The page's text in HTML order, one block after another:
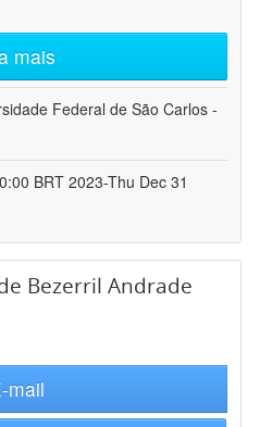
mais
Federal de São Carlos -
BRT 2023-Thu Dec 31
Bezerril Andrade
mail